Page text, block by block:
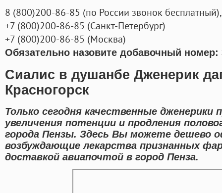
8 (800)200-86-85 (по России звонок бесплатный),
+7 (800)200-86-85 (Санкт-Петербург)
+7 (800)200-86-85 (Москва)
Обязательно назовите добавочный номер:
Сиалис в душанбе Дженерик
Красногорск
Только сегодня качественные дженерики
увеличения потенции и продления
города Пензы. Здесь Вы можете дешево
возбуждающие лекарства признанных
доставкой авиапочтой в город Пенза.